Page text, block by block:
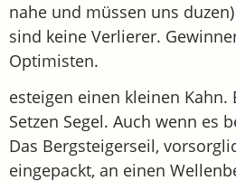
nahe und müssen uns
sind keine Verlierer.
Optimisten.
esteigen einen kleinen Kahn.
Setzen Segel. Auch wenn es
Das Bergsteigerseil,
eingepackt, an einen